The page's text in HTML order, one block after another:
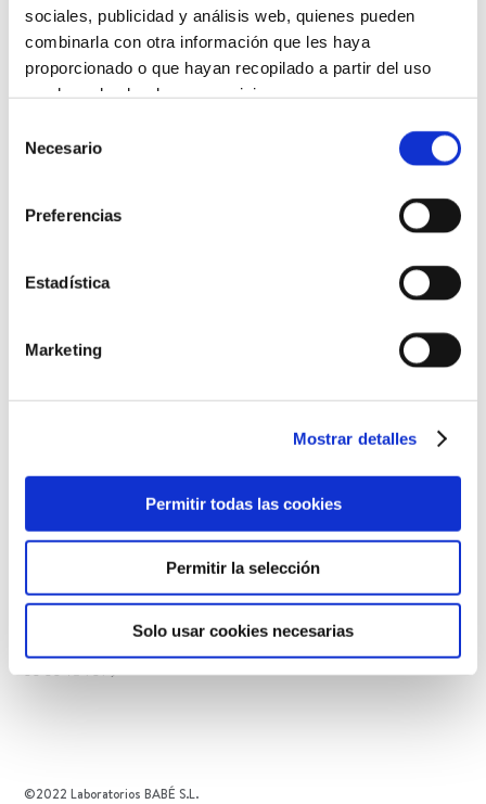
sociales, publicidad y análisis web, quienes pueden
combinarla con otra información que les haya
proporcionado o que hayan recopilado a partir del uso
que haya hecho de sus servicios.
Más información
Necesario
Preferencias
Estadística
Marketing
Mostrar detalles
Permitir todas las cookies
Permitir la selección
Solo usar cookies necesarias
Crema Multi Reparadora Renovadora de noche
Avenida de las Palmas 8 Ofic 306 Villa de las Palmas
CP 52787 Huixquilucan, Estado de México
55 5548 7579
©2022 Laboratorios BABÉ S.L.